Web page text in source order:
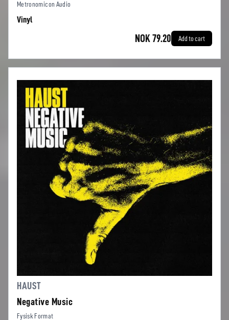
Metronomicon Audio
Vinyl
NOK 79.20 Add to cart
HAUST
Negative Music
Fysisk Format